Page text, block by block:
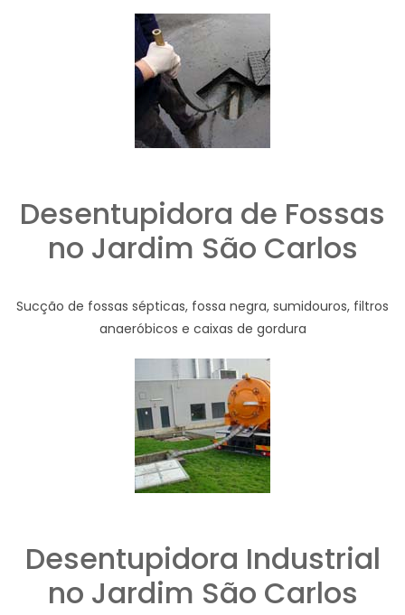
Desentupidora de Fossas
no Jardim São Carlos
Sucção de fossas sépticas, fossa negra, sumidouros, filtros
anaeróbicos e caixas de gordura
Desentupidora Industrial
no Jardim São Carlos